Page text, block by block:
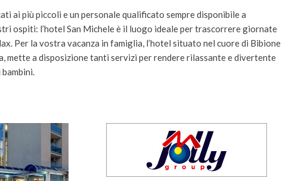
ai più piccoli e un personale qualificato sempre disponibile a
ospiti: l’hotel San Michele è il luogo ideale per trascorrere giornate
Per la vostra vacanza in famiglia, l’hotel situato nel cuore di Bibione
mette a disposizione tanti servizi per rendere rilassante e divertente